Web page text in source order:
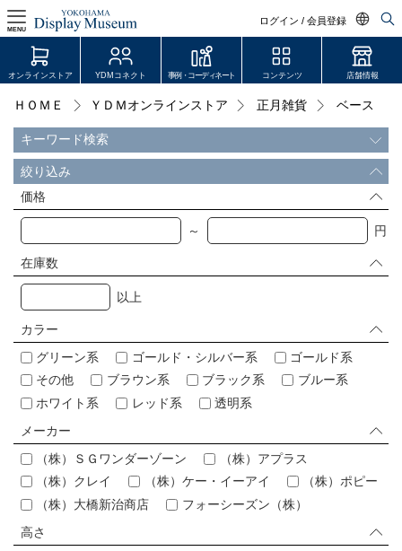
ログイン / 会員登録
日本語
中文简体
MENU
ログイン・会員登録
オンラインストア
YDM Connect
リンク
JDCA(ディスプレイスクール)
店舗情報・営業日
会社情報
採用情報
お問い合わせ
オンラインストア YDMコネクト 事例・コーディネート コンテンツ 店舗情報
ＨＯＭＥ ＹＤＭオンラインストア 正月雑貨 ベース
キーワード検索
絞り込み
価格
～ 円
在庫数
以上
カラー
グリーン系 ゴールド・シルバー系
ゴールド系
その他
ブラウン系 ブラック系
ブルー系
ホワイト系
レッド系 透明系
メーカー
（株）ＳＧワンダーゾーン
（株）アプラス
（株）クレイ
（株）ケー・イーアイ
（株）ポピー
（株）大橋新治商店
フォーシーズン（株）
高さ